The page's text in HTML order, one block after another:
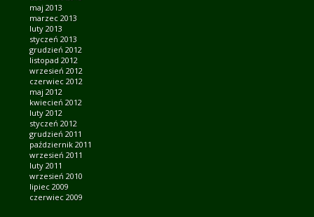
maj 2013
marzec 2013
luty 2013
styczeń 2013
grudzień 2012
listopad 2012
wrzesień 2012
czerwiec 2012
maj 2012
kwiecień 2012
luty 2012
styczeń 2012
grudzień 2011
październik 2011
wrzesień 2011
luty 2011
wrzesień 2010
lipiec 2009
czerwiec 2009